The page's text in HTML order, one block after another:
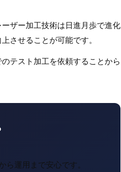
ザー加工技術は日進月歩で進化
させることが可能です。
テスト加工を依頼することから
運用まで安心です。